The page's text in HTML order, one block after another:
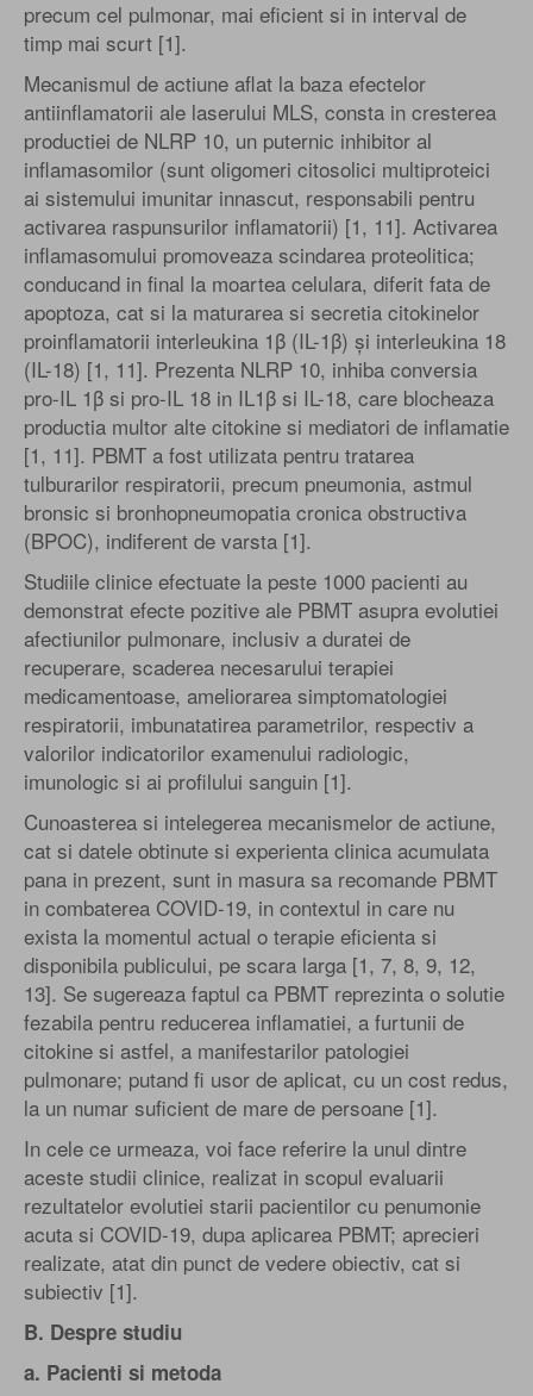
precum cel pulmonar, mai eficient si in interval de
timp mai scurt [1].
Mecanismul de actiune aflat la baza efectelor
antiinflamatorii ale laserului MLS, consta in cresterea
productiei de NLRP 10, un puternic inhibitor al
inflamasomilor (sunt oligomeri citosolici multiproteici
ai sistemului imunitar innascut, responsabili pentru
activarea raspunsurilor inflamatorii) [1, 11]. Activarea
inflamasomului promoveaza scindarea proteolitica;
conducand in final la moartea celulara, diferit fata de
apoptoza, cat si la maturarea si secretia citokinelor
proinflamatorii interleukina 1β (IL-1β) și interleukina 18
(IL-18) [1, 11]. Prezenta NLRP 10, inhiba conversia
pro-IL 1β si pro-IL 18 in IL1β si IL-18, care blocheaza
productia multor alte citokine si mediatori de inflamatie
[1, 11]. PBMT a fost utilizata pentru tratarea
tulburarilor respiratorii, precum pneumonia, astmul
bronsic si bronhopneumopatia cronica obstructiva
(BPOC), indiferent de varsta [1].
Studiile clinice efectuate la peste 1000 pacienti au
demonstrat efecte pozitive ale PBMT asupra evolutiei
afectiunilor pulmonare, inclusiv a duratei de
recuperare, scaderea necesarului terapiei
medicamentoase, ameliorarea simptomatologiei
respiratorii, imbunatatirea parametrilor, respectiv a
valorilor indicatorilor examenului radiologic,
imunologic si ai profilului sanguin [1].
Cunoasterea si intelegerea mecanismelor de actiune,
cat si datele obtinute si experienta clinica acumulata
pana in prezent, sunt in masura sa recomande PBMT
in combaterea COVID-19, in contextul in care nu
exista la momentul actual o terapie eficienta si
disponibila publicului, pe scara larga [1, 7, 8, 9, 12,
13]. Se sugereaza faptul ca PBMT reprezinta o solutie
fezabila pentru reducerea inflamatiei, a furtunii de
citokine si astfel, a manifestarilor patologiei
pulmonare; putand fi usor de aplicat, cu un cost redus,
la un numar suficient de mare de persoane [1].
In cele ce urmeaza, voi face referire la unul dintre
aceste studii clinice, realizat in scopul evaluarii
rezultatelor evolutiei starii pacientilor cu penumonie
acuta si COVID-19, dupa aplicarea PBMT; aprecieri
realizate, atat din punct de vedere obiectiv, cat si
subiectiv [1].
B. Despre studiu
a. Pacienti si metoda